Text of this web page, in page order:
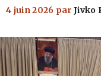
4 juin 2026 parJivko